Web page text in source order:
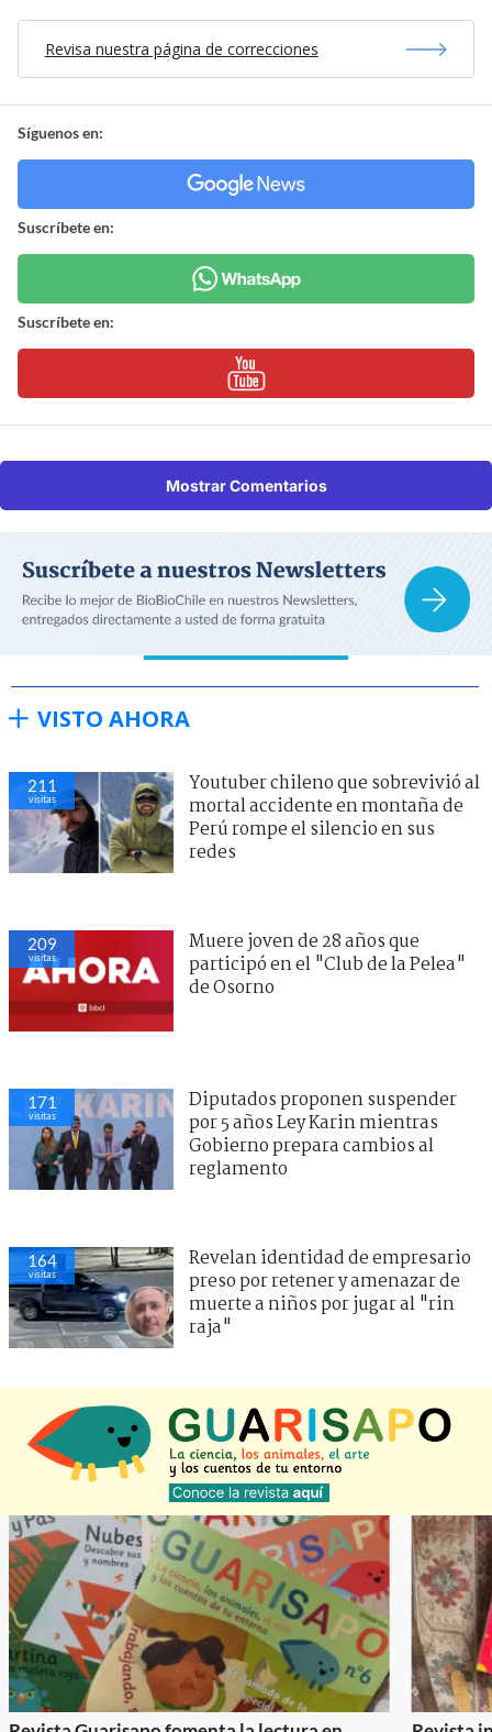
Revisa nuestra página de correcciones
Síguenos en:
Suscríbete en:
Suscríbete en:
Mostrar Comentarios
VISTO AHORA
211
visitas
Youtuber chileno que sobrevivió al
mortal accidente en montaña de
Perú rompe el silencio en sus
redes
209
visitas
Muere joven de 28 años que
participó en el "Club de la Pelea"
de Osorno
171
visitas
Diputados proponen suspender
por 5 años Ley Karin mientras
Gobierno prepara cambios al
reglamento
164
visitas
Revelan identidad de empresario
preso por retener y amenazar de
muerte a niños por jugar al "rin
raja"